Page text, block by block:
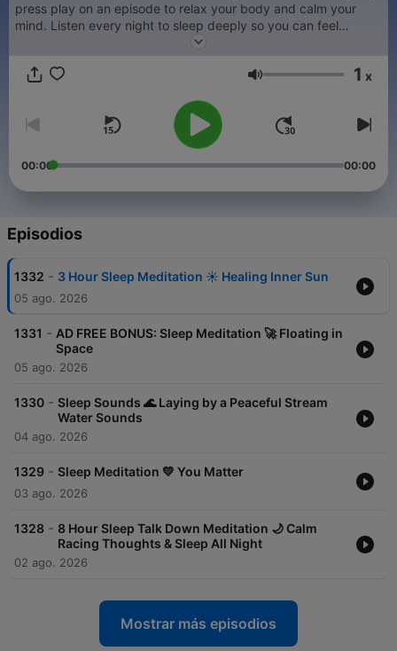
press play on an episode to relax your body and calm your
mind. Listen every night to sleep deeply so you can feel
Volumen 1 x
00:00 00:00
Episodios
1332 - 3 Hour Sleep Meditation ☀️ Healing Inner Sun
05 ago. 2026
1331 - AD FREE BONUS: Sleep Meditation 🚀 Floating in
Space
05 ago. 2026
1330 - Sleep Sounds 🌊 Laying by a Peaceful Stream
Water Sounds
04 ago. 2026
1329 - Sleep Meditation 💛 You Matter
03 ago. 2026
1328 - 8 Hour Sleep Talk Down Meditation 🌙 Calm
Racing Thoughts & Sleep All Night
02 ago. 2026
Mostrar más episodios